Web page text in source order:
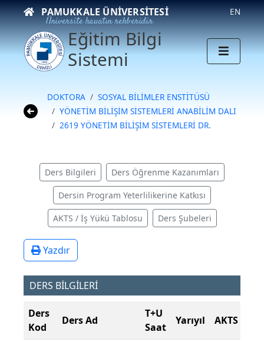
PAMUKKALE ÜNIVERSITESI
Üniversite hayatın rehberidir
EN
Eğitim Bilgi
Sistemi
DOKTORA
SOSYAL BİLİMLER ENSTİTÜSÜ
YÖNETİM BİLİŞİM SİSTEMLERİ ANABİLİM DALI
2619 YÖNETİM BİLİŞİM SİSTEMLERİ DR.
Ders Bilgileri Ders Öğrenme Kazanımları
Dersin Program Yeterlilikerine Katkısı
AKTS / İş Yükü Tablosu Ders Şubeleri
Yazdır
DERS BİLGİLERİ
Ders
Kod
Ders Ad
T+U
Saat
Yarıyıl AKTS